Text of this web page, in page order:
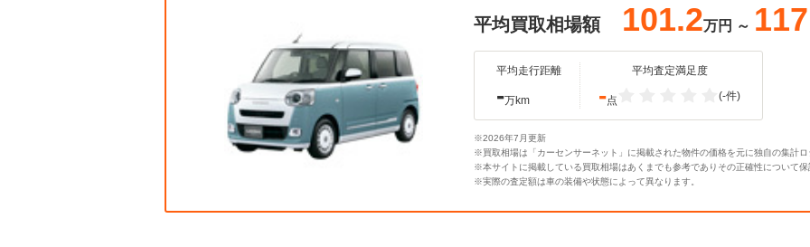
平均買取相場額 101.2万円 ～
平均走行距離
-万km
平均査定満足度
-点 (-件)
※2026年7月更新
※買取相場は「カーセンサーネット」に掲載された物件の価格を元に独自の集計ロ
※本サイトに掲載している買取相場はあくまでも参考でありその正確性について保
※実際の査定額は車の装備や状態によって異なります。